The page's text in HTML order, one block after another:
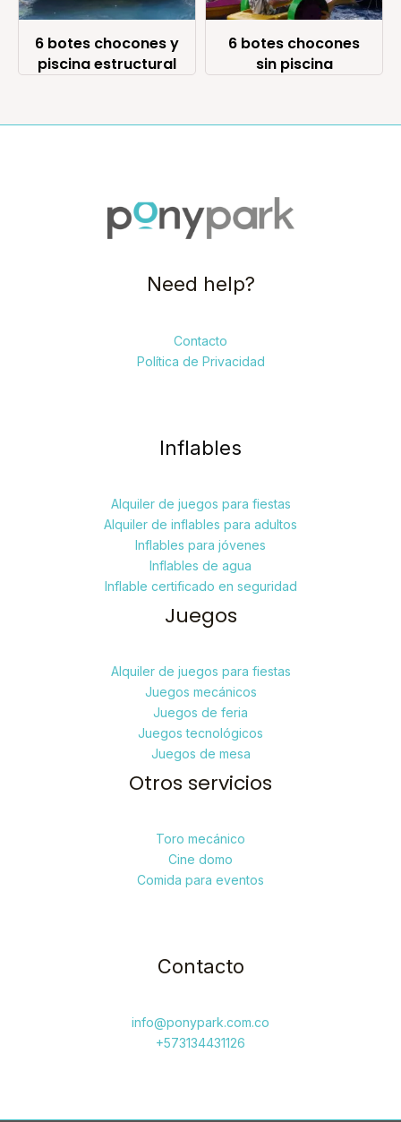
6 botes chocones y
piscina estructural
6 botes chocones
sin piscina
Need help?
Contacto
Política de Privacidad
Inflables
Alquiler de juegos para fiestas
Alquiler de inflables para adultos
Inflables para jóvenes
Inflables de agua
Inflable certificado en seguridad
Juegos
Alquiler de juegos para fiestas
Juegos mecánicos
Juegos de feria
Juegos tecnológicos
Juegos de mesa
Otros servicios
Toro mecánico
Cine domo
Comida para eventos
Contacto
info@ponypark.com.co
+573134431126